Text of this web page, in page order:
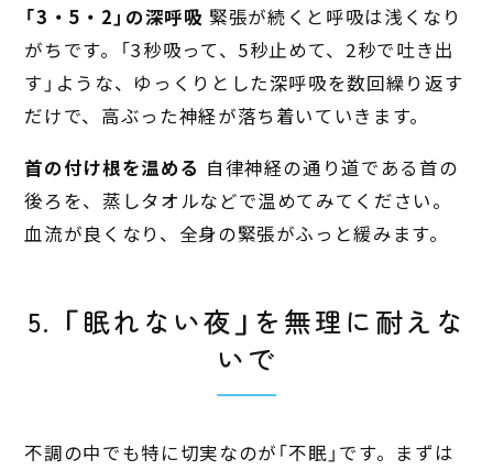
「3・5・2」の深呼吸 緊張が続くと呼吸は浅くなり
がちです。「3秒吸って、5秒止めて、2秒で吐き出
す」ような、ゆっくりとした深呼吸を数回繰り返す
だけで、高ぶった神経が落ち着いていきます。
首の付け根を温める 自律神経の通り道である首の
後ろを、蒸しタオルなどで温めてみてください。
血流が良くなり、全身の緊張がふっと緩みます。
5. 「眠れない夜」を無理に耐えな
いで
不調の中でも特に切実なのが「不眠」です。まずは